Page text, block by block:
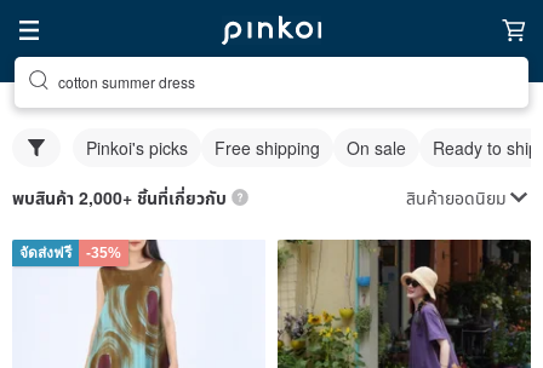
cotton summer dress
Pinkoi's picks Free shipping On sale Ready to ship
พบสินค้า 2,000+ ชิ้นที่เกี่ยวกับ สินค้ายอดนิยม
จัดส่งฟรี -35%